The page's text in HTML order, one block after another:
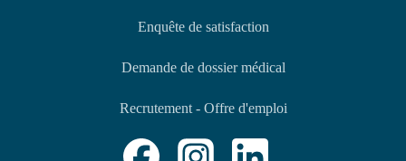
Enquête de satisfaction
Demande de dossier médical
Recrutement - Offre d'emploi